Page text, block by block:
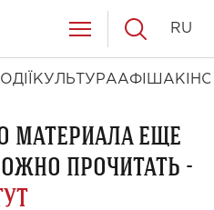
КУЛЬТУРААФІША КІНО
RU
МАТЕРИАЛА ЕЩЕ
ПРОЧИТАТЬ -